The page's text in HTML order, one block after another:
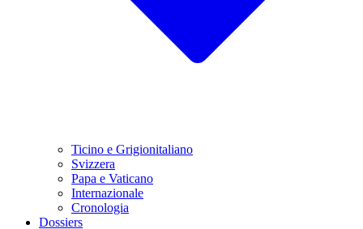
Ticino e Grigionitaliano
Svizzera
Papa e Vaticano
Internazionale
Cronologia
Dossiers